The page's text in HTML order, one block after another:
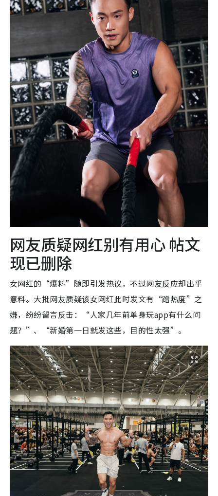
网友质疑网红别有用心 帖文
现已删除
女网红的“爆料”随即引发热议，不过网友反应却出乎
意料。大批网友质疑该女网红此时发文有“蹭热度”之
嫌，纷纷留言反击：“人家几年前单身玩app有什么问
题？”、“新婚第一日就发这些，目的性太强”。